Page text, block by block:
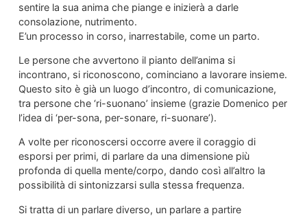
sentire la sua anima che piange e inizierà a darle
consolazione, nutrimento.
E’un processo in corso, inarrestabile, come un parto.
Le persone che avvertono il pianto dell’anima si
incontrano, si riconoscono, cominciano a lavorare insieme.
Questo sito è già un luogo d’incontro, di comunicazione,
tra persone che ‘ri-suonano’ insieme (grazie Domenico per
l’idea di ‘per-sona, per-sonare, ri-suonare’).
A volte per riconoscersi occorre avere il coraggio di
esporsi per primi, di parlare da una dimensione più
profonda di quella mente/corpo, dando così all’altro la
possibilità di sintonizzarsi sulla stessa frequenza.
Si tratta di un parlare diverso, un parlare a partire